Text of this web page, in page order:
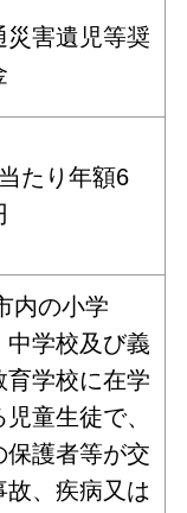
災害遺児等奨
たり年額6
内の小学
中学校及び義
育学校に在学
児童生徒で、
保護者等が交
故、疾病又は